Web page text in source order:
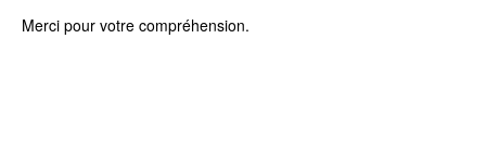
Merci pour votre compréhension.